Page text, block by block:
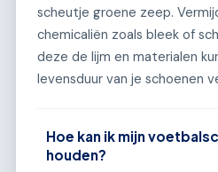
scheutje groene zeep.
chemicaliën zoals bleek of
deze de lijm en materialen
levensduur van je schoenen
Hoe kan ik mijn
houden?